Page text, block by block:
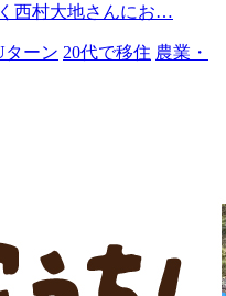
西村大地さんにお…
ターン 20代で移住 農業・